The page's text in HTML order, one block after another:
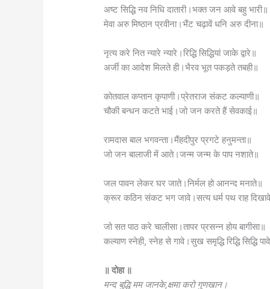
अष्ट सिद्धि नव निधि दातारी।भक्त जन आवे बहु भारी॥
मेवा अरु मिष्ठान प्रवीना।भैंट चढ़ावें धनि अरु दीना॥
नृत्य करे नित न्यारे न्यारे।रिद्धि सिद्धियां जाके द्वारे॥
अर्जी का आदेश मिलते ही।भैरव भूत पकड़ते तबही॥
कोतवाल कप्तान कृपाणी।प्रेतराज संकट कल्याणी॥
चौकी बन्धन कटते भाई।जो जन करते हैं सेवकाई॥
रामदास बाल भगवन्ता।मैंहदीपुर प्रगटे हनुमन्ता॥
जो जन बालाजी में आते।जन्म जन्म के पाप नशाते॥
जल पावन लेकर घर जाते।निर्मल हो आनन्द मनाते॥
क्रूर कठिन संकट भग जावे।सत्य धर्म पथ राह
जो सत पाठ करे चालीसा।तापर प्रसन्न होय बागीसा॥
कल्याण स्नेही, स्नेह से गावे।सुख समृद्धि रिद्धि सिद्धि
॥ दोहा ॥
मन्द बुद्धि मम जानके,क्षमा करो गुणखान।